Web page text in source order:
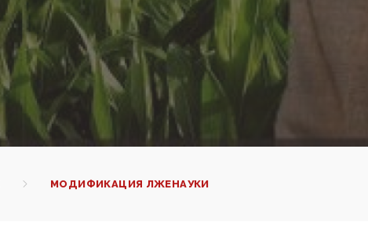
МОДИФИКАЦИЯ ЛЖЕНАУКИ